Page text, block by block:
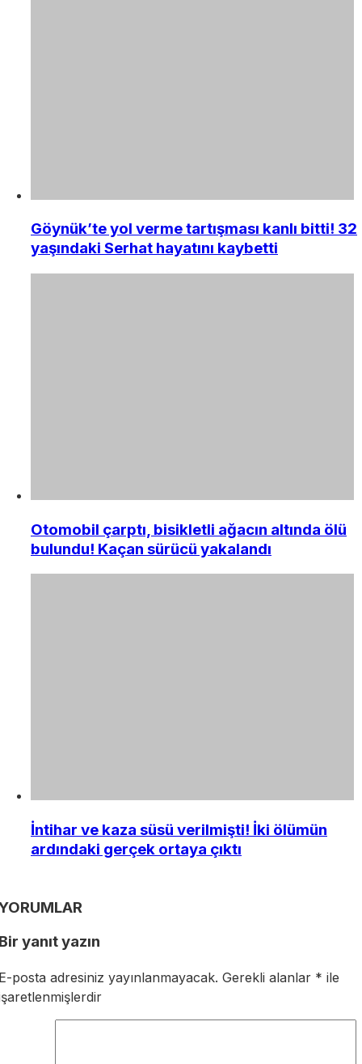
Göynük’te yol verme tartışması kanlı bitti! 32
yaşındaki Serhat hayatını kaybetti
Otomobil çarptı, bisikletli ağacın altında ölü
bulundu! Kaçan sürücü yakalandı
İntihar ve kaza süsü verilmişti! İki ölümün
ardındaki gerçek ortaya çıktı
yanıt yazın
posta adresiniz yayınlanmayacak. Gerekli alanlar * ile